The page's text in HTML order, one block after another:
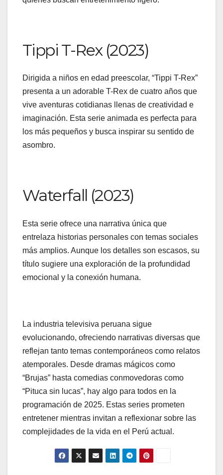
Tippi T-Rex (2023)
Dirigida a niños en edad preescolar, “Tippi T-Rex”
presenta a un adorable T-Rex de cuatro años que
vive aventuras cotidianas llenas de creatividad e
imaginación. Esta serie animada es perfecta para
los más pequeños y busca inspirar su sentido de
asombro.
Waterfall (2023)
Esta serie ofrece una narrativa única que
entrelaza historias personales con temas sociales
más amplios. Aunque los detalles son escasos, su
título sugiere una exploración de la profundidad
emocional y la conexión humana.
La industria televisiva peruana sigue
evolucionando, ofreciendo narrativas diversas que
reflejan tanto temas contemporáneos como relatos
atemporales. Desde dramas mágicos como
“Brujas” hasta comedias conmovedoras como
“Pituca sin lucas”, hay algo para todos en la
programación de 2025. Estas series prometen
entretener mientras invitan a reflexionar sobre las
complejidades de la vida en el Perú actual.